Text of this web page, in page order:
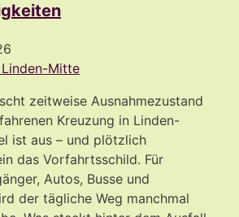
zeitweise Ausnahmezustand
Kreuzung in Linden-
ist aus – und plötzlich
das Vorfahrtsschild. Für
Autos, Busse und
der tägliche Weg manchmal